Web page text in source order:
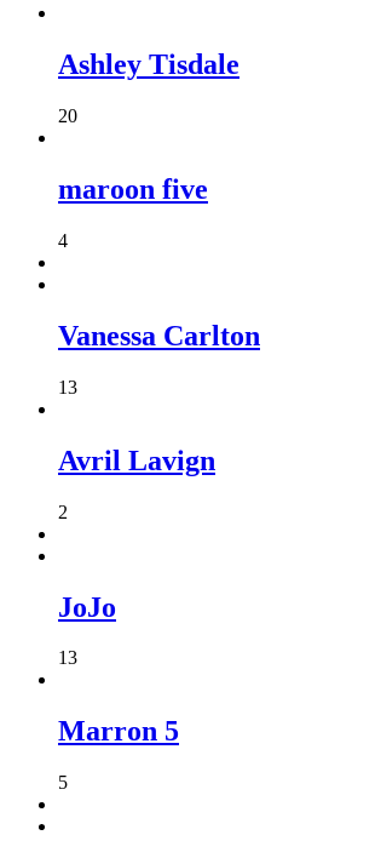
Ashley Tisdale
20
maroon five
4
Vanessa Carlton
13
Avril Lavign
2
JoJo
13
Marron 5
5